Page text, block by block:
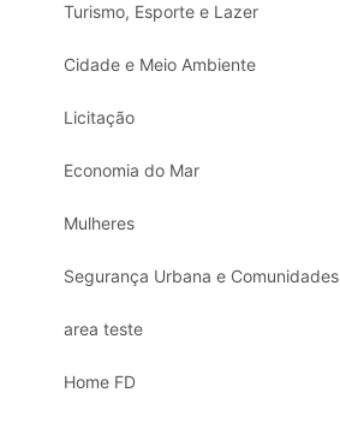
Turismo, Esporte e Lazer
Cidade e Meio Ambiente
Licitação
Economia do Mar
Mulheres
Segurança Urbana e Comunidades
area teste
Home FD